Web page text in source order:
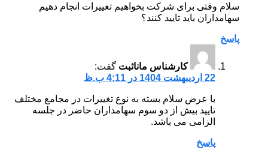
سلام وقتی برای شرکت بخواهیم تغییرات انجام دهیم
سهامداران باید تایید کنند؟
پاسخ
کارشناس ماناثبت گفت:
22 اردیبهشت 1404 در 4:11 ب.ظ
با عرض سلام بسته به نوع تغییرات در مجامع مختلف
تایید بیش از دو سوم سهامداران حاضر در جلسه
الزامی می باشد.
پاسخ